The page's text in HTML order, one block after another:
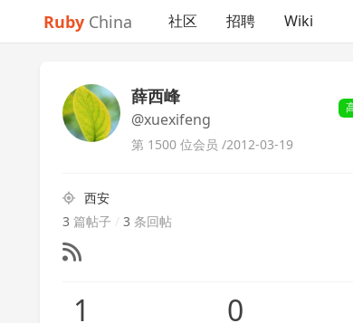
Ruby China 社区 招聘 Wiki
薛西峰
@xuexifeng
第 1500 位会员 /2012-03-19
西安
3 篇帖子 / 3 条回帖
1 0